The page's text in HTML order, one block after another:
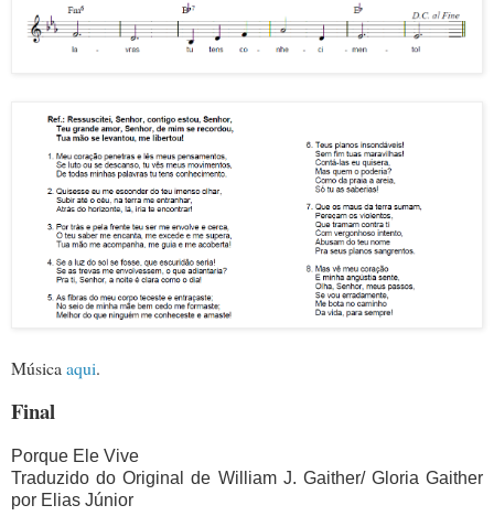
Música aqui.
Final
Porque Ele Vive
Traduzido do Original de William J. Gaither/ Gloria Gaither
por Elias Júnior